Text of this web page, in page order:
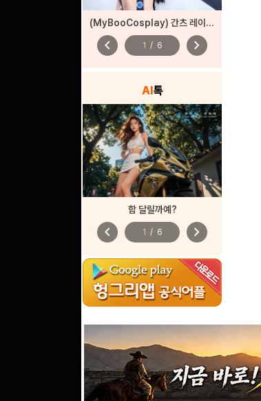
(MyBooCosplay) 간츠 레이카 코스프레
chevron_left 1 / 6 chevron_right
AI톡
함 달릴까예?
chevron_left 1 / 6 chevron_right